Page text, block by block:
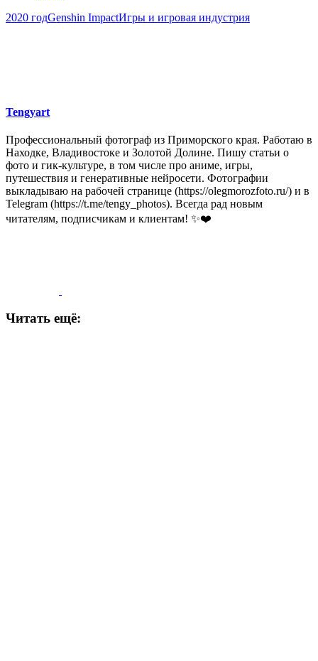
2020 годGenshin ImpactИгры и игровая индустрия
Tengyart
Профессиональный фотограф из Приморского края. Работаю в
Находке, Владивостоке и Золотой Долине. Пишу статьи о
фото и гик-культуре, в том числе про аниме, игры,
путешествия и генеративные нейросети. Фотографии
выкладываю на рабочей странице (https://olegmorozfoto.ru/) и в
Telegram (https://t.me/tengy_photos). Всегда рад новым
читателям, подписчикам и клиентам! ✨❤️
Читать ещё: